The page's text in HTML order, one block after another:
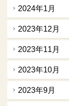
2024年1月
2023年12月
2023年11月
2023年10月
2023年9月